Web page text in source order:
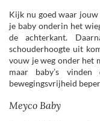
Kijk nu goed waar
je baby onderin het
de achterkant.
schouderhoogte uit
vouw je weg onder het
maar baby’s
bewegingsvrijheid
Meyco Baby